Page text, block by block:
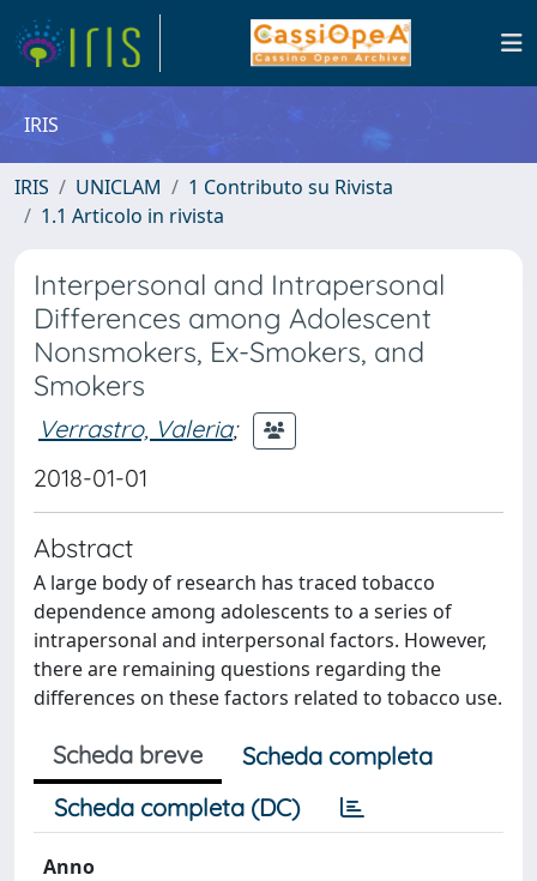
IRIS
IRIS UNICLAM
1 Contributo su Rivista
1.1 Articolo in rivista
Interpersonal and Intrapersonal
Differences among Adolescent
Nonsmokers, Ex-Smokers, and
Smokers
Verrastro, Valeria;
2018-01-01
Abstract
A large body of research has traced tobacco
dependence among adolescents to a series of
intrapersonal and interpersonal factors. However,
there are remaining questions regarding the
differences on these factors related to tobacco use.
Scheda breve
Scheda completa
Scheda completa (DC)
Anno